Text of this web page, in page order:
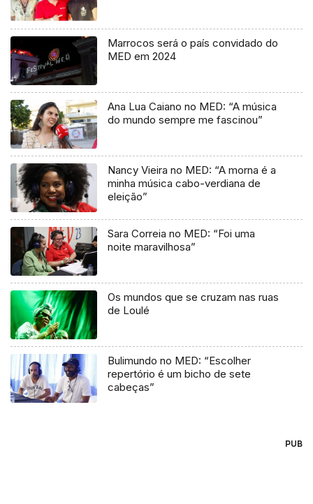
Marrocos será o país convidado do
MED em 2024
Ana Lua Caiano no MED: “A música
do mundo sempre me fascinou”
Nancy Vieira no MED: “A morna é a
minha música cabo-verdiana de
eleição”
Sara Correia no MED: “Foi uma
noite maravilhosa”
Os mundos que se cruzam nas ruas
de Loulé
Bulimundo no MED: “Escolher
repertório é um bicho de sete
cabeças”
PUB